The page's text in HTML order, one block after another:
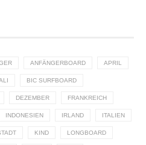
ANFÄNGERBOARD APRIL
BIC SURFBOARD
DEZEMBER FRANKREICH
INDONESIEN IRLAND ITALIEN
KIND LONGBOARD